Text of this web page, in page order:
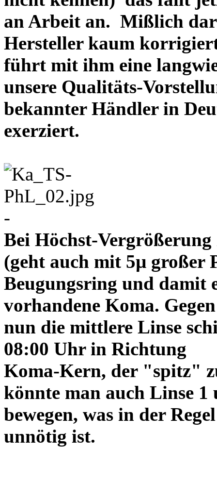
an Arbeit an. Mißlich
Hersteller kaum
führt mit ihm eine
unsere Qualitäts-
bekannter Händler in
exerziert.
-
Bei Höchst-
(geht auch mit 5µ großer
Beugungsring und damit
vorhandene Koma.
nun die mittlere Linse
08:00 Uhr in Richtung
Koma-Kern, der "spitz"
könnte man auch Linse
bewegen, was in der Regel
unnötig ist.